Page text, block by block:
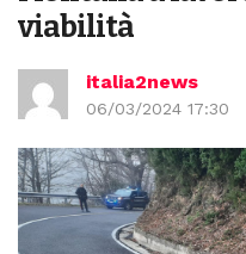
viabilità
italia2news
06/03/2024 17:30